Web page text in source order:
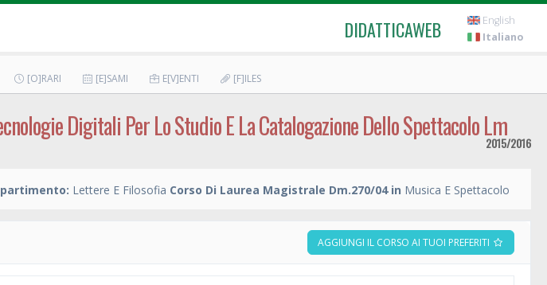
DIDATTICAWEB
English
Italiano
[O]RARI [E]SAMI E[V]ENTI [F]ILES
Digitali Per Lo Studio E La Catalogazione Dello Spettacolo Lm
2015/2016
Lettere E Filosofia Corso Di Laurea Magistrale Dm.270/04 in Musica E Spettacolo
AGGIUNGI IL CORSO AI TUOI PREFERITI